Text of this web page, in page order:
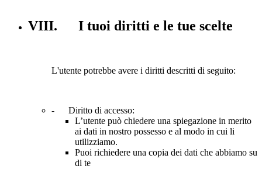
VIII. I tuoi diritti e le tue scelte
L'utente potrebbe avere i diritti descritti di seguito:
- Diritto di accesso:
L’utente può chiedere una spiegazione in merito
ai dati in nostro possesso e al modo in cui li
utilizziamo.
Puoi richiedere una copia dei dati che abbiamo su
di te